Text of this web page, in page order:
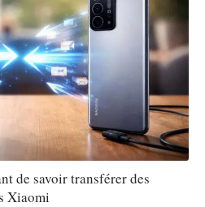
de savoir transférer des
Xiaomi